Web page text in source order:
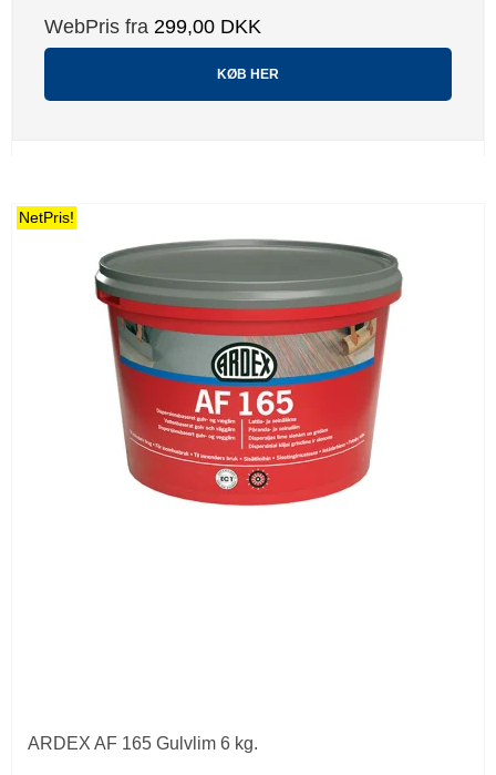
WebPris fra 299,00 DKK
KØB HER
NetPris!
ARDEX AF 165 Gulvlim 6 kg.